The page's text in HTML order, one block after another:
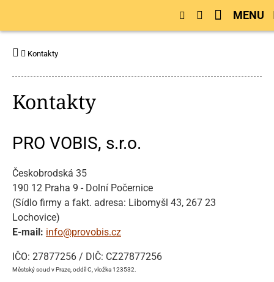
Kontakty
Kontakty
PRO VOBIS, s.r.o.
Českobrodská 35
190 12 Praha 9 - Dolní Počernice
(Sídlo firmy a fakt. adresa: Libomyšl 43, 267 23
Lochovice)
E-mail: info@provobis.cz
IČO: 27877256 / DIČ: CZ27877256
Městský soud v Praze, oddíl C, vložka 123532.
MENU